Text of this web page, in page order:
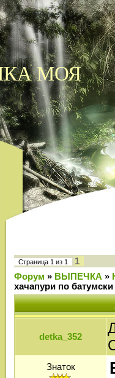
МОЯ
Страница 1 из 1
1
Форум » ВЫПЕЧКА »
хачапури по батумски
detka_352
Знаток